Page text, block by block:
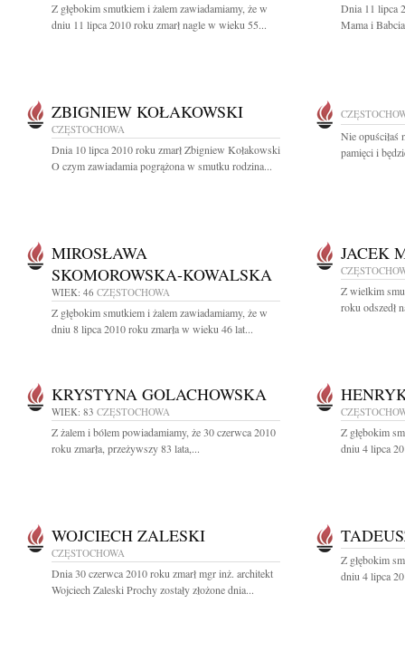
Z głębokim smutkiem i żalem zawiadamiamy, że w
dniu 11 lipca 2010 roku zmarł nagle w wieku 55...
Dnia 11 lipca
Mama i
ZBIGNIEW KOŁAKOWSKI
CZĘSTOCHOWA
Dnia 10 lipca 2010 roku zmarł Zbigniew Kołakowski
O czym zawiadamia pogrążona w smutku rodzina...
Nie opuściłaś
pamięci i
MIROSŁAWA
SKOMOROWSKA-KOWALSKA
WIEK: 46 CZĘSTOCHOWA
Z głębokim smutkiem i żalem zawiadamiamy, że w
dniu 8 lipca 2010 roku zmarła w wieku 46 lat...
JACEK
Z wielkim
roku odszedł
KRYSTYNA GOLACHOWSKA
WIEK: 83 CZĘSTOCHOWA
Z żalem i bólem powiadamiamy, że 30 czerwca 2010
roku zmarła, przeżywszy 83 lata,...
Z głębokim
dniu 4 lipca
WOJCIECH ZALESKI
CZĘSTOCHOWA
Dnia 30 czerwca 2010 roku zmarł mgr inż. architekt
Wojciech Zaleski Prochy zostały złożone dnia...
Z głębokim
dniu 4 lipca